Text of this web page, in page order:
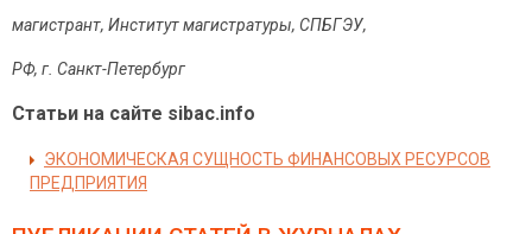
магистрант, Институт магистратуры, СПБГЭУ,
РФ, г. Санкт-Петербург
Статьи на сайте sibac.info
ЭКОНОМИЧЕСКАЯ СУЩНОСТЬ ФИНАНСОВЫХ РЕСУРСОВ
ПРЕДПРИЯТИЯ